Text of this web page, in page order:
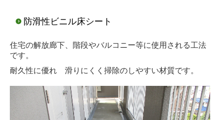
防滑性ビニル床シート
住宅の解放廊下、階段やバルコニー等に使用される工法
です。
耐久性に優れ 滑りにくく掃除のしやすい材質です。